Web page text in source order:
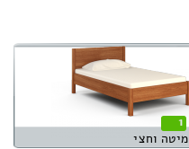
1
מיטה וחצי